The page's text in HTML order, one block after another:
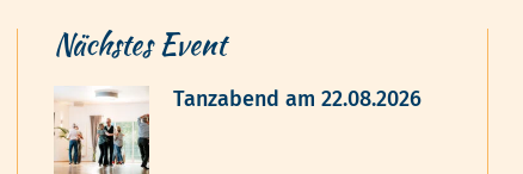
Nächstes Event
Tanzabend am 22.08.2026